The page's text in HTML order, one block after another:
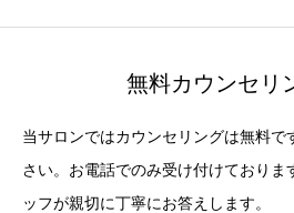
無料カウンセリ
当サロンではカウンセリングは無料で
さい。お電話でのみ受け付けておりま
ッフが親切に丁寧にお答えします。